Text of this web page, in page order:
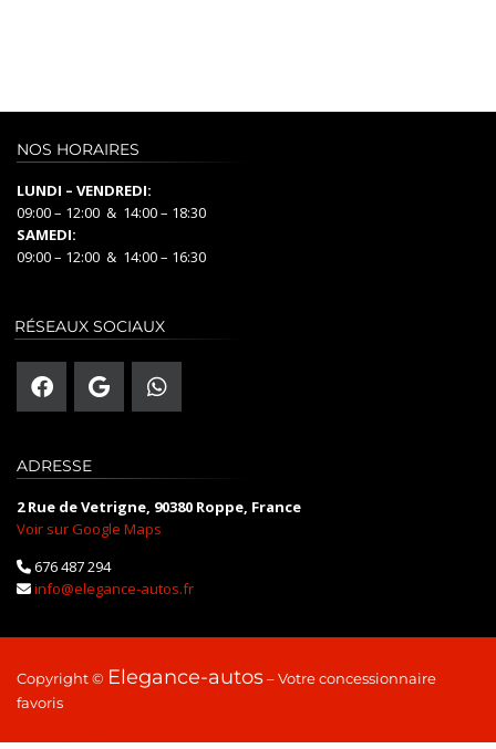
NOS HORAIRES
LUNDI – VENDREDI:
09:00 – 12:00 & 14:00 – 18:30
SAMEDI:
09:00 – 12:00 & 14:00 – 16:30
RÉSEAUX SOCIAUX
ADRESSE
2 Rue de Vetrigne, 90380 Roppe, France
Voir sur Google Maps
676 487 294
info@elegance-autos.fr
Copyright © Elegance-autos– Votre concessionnaire
favoris